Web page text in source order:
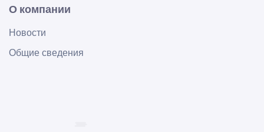
О компании
Новости
Общие сведения